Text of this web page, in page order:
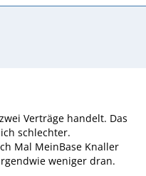
Verträge handelt. Das
schlechter.
Mal MeinBase Knaller
weniger dran.